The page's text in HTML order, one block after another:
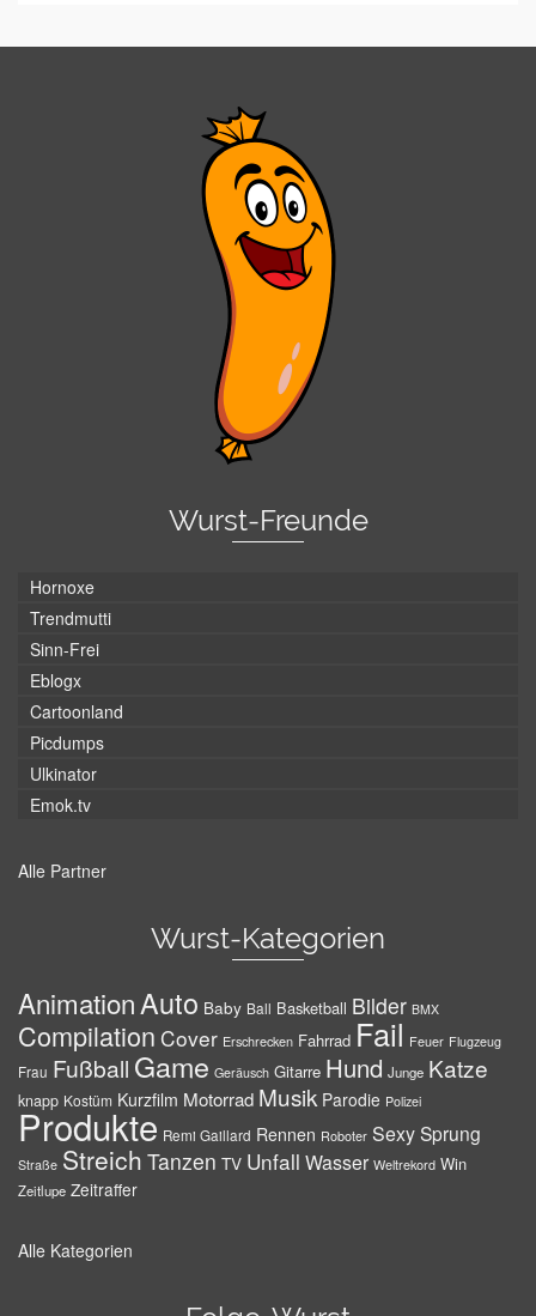
Wurst-Freunde
Hornoxe
Trendmutti
Sinn-Frei
Eblogx
Cartoonland
Picdumps
Ulkinator
Emok.tv
Alle Partner
Wurst-Kategorien
AnimationAuto Baby Ball Basketball Bilder BMX
Compilation Cover Erschrecken Fahrrad Fail Feuer Flugzeug
Frau Fußball Game Geräusch Gitarre Hund Junge Katze
knapp Kostüm Kurzfilm Motorrad Musik Parodie Polizei
Produkte Remi Gaillard Rennen Roboter SexySprung
Straße Streich Tanzen TV Unfall Wasser Weltrekord Win
Zeitlupe Zeitraffer
Alle Kategorien